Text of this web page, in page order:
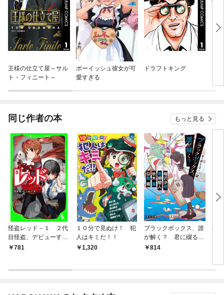
王様の仕立て屋～サル
ト・フィニート～
ボーイッシュ彼女が可
愛すぎる
ドラフトキング
同じ作者の本 もっと見る
怪盗レッド－１ ２代
目怪盗、デビューする
☆の巻
781
１０分で見ぬけ！ 犯
人はキミだ！！
1,320
ブラックボックス、誰
が解く？ 君に綴る４
つの謎
814
半